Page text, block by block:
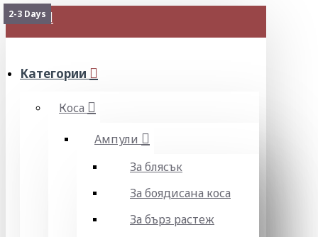
МЕНЮ
Категории
Коса
Ампули
За блясък
За боядисана коса
За бърз растеж
2-3 Days